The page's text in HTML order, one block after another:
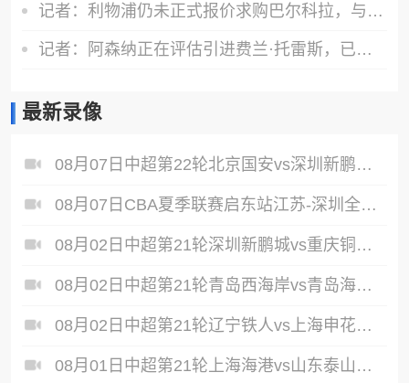
记者：利物浦仍未正式报价求购巴尔科拉，与巴黎要价存在较大差距
记者：阿森纳正在评估引进费兰·托雷斯，已经询问了球员情况
最新录像
08月07日中超第22轮北京国安vs深圳新鹏城全场录像
08月07日CBA夏季联赛启东站江苏-深圳全场录像
08月02日中超第21轮深圳新鹏城vs重庆铜梁龙全场录像
08月02日中超第21轮青岛西海岸vs青岛海牛全场录像
08月02日中超第21轮辽宁铁人vs上海申花全场录像
08月01日中超第21轮上海海港vs山东泰山全场录像